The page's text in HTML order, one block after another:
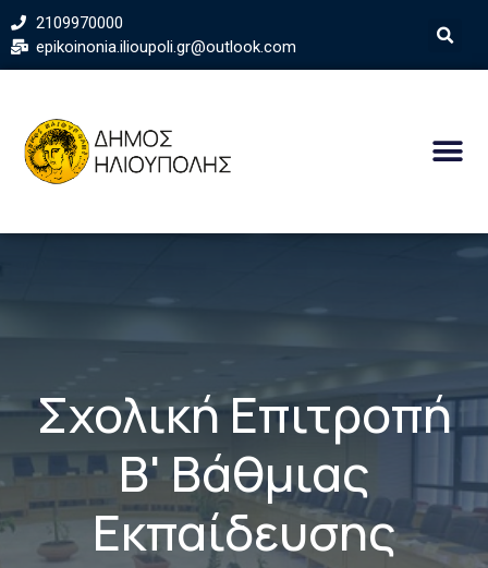
2109970000
epikoinonia.ilioupoli.gr@outlook.com
Σχολική Επιτροπή
Β' Βάθμιας
Εκπαίδευσης